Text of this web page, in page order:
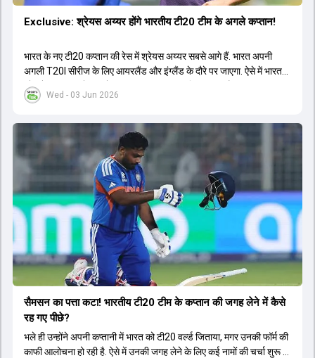
Wed - 03 Jun 2026
Exclusive: श्रेयस अय्यर होंगे भारतीय टी20 टीम के अगले कप्तान!
भारत के नए टी20 कप्तान की रेस में श्रेयस अय्यर सबसे आगे हैं. भारत अपनी
अगली T20I सीरीज के लिए आयरलैंड और इंग्लैंड के दौरे पर जाएगा. ऐसे में भारत
को श्रेयस अय्यर के रूप में एक नया T20I कप्तान मिल सकता है.
सैमसन का पत्ता कटा! भारतीय टी20 टीम के कप्तान की जगह लेने में कैसे
रह गए पीछे?
भले ही उन्होंने अपनी कप्तानी में भारत को टी20 वर्ल्ड जिताया, मगर उनकी फॉर्म की
काफी आलोचना हो रही है. ऐसे में उनकी जगह लेने के लिए कई नामों की चर्चा शुरू हो